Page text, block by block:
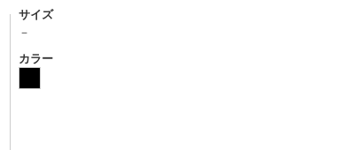
サイズ
－
カラー